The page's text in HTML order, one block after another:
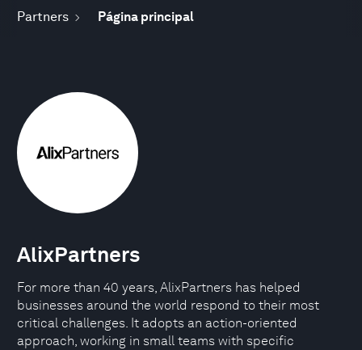
Partners Página principal
AlixPartners
For more than 40 years, AlixPartners has helped
businesses around the world respond to their most
critical challenges. It adopts an action-oriented
approach, working in small teams with specific